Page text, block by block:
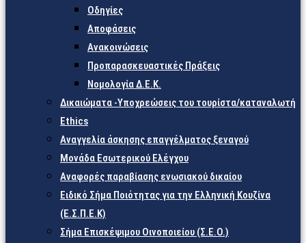
Οδηγίες
Αποφάσεις
Ανακοινώσεις
Προπαρασκευαστικές Πράξεις
Νομολογία Δ.Ε.Κ.
Δικαιώματα -Υποχρεώσεις του τουρίστα/καταναλωτή
Ethics
Αναγγελία άσκησης επαγγέλματος ξεναγού
Μονάδα Εσωτερικού Ελέγχου
Αναφορές παραβίασης ενωσιακού δικαίου
Ειδικό Σήμα Ποιότητας για την Ελληνική Κουζίνα
(Ε.Σ.Π.Ε.Κ)
Σήμα Επισκέψιμου Οινοποιείου (Σ.Ε.Ο.)